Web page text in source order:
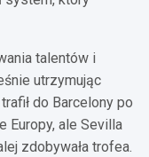
talentów i
utrzymując
do Barcelony po
Europy, ale Sevilla
zdobywała trofea.